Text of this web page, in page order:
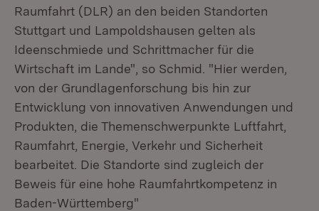
Raumfahrt (DLR) an den beiden Standorten
Stuttgart und Lampoldshausen gelten als
Ideenschmiede und Schrittmacher für die
Wirtschaft im Lande", so Schmid. "Hier werden,
von der Grundlagenforschung bis hin zur
Entwicklung von innovativen Anwendungen und
Produkten, die Themenschwerpunkte Luftfahrt,
Raumfahrt, Energie, Verkehr und Sicherheit
bearbeitet. Die Standorte sind zugleich der
Beweis für eine hohe Raumfahrtkompetenz in
Baden-Württemberg"